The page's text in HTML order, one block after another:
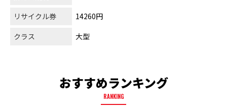
リサイクル券
14260円
クラス
大型
おすすめランキング
RANKING